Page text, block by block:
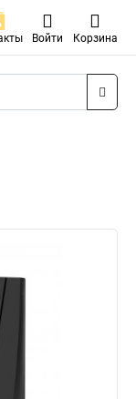
Войти Корзина